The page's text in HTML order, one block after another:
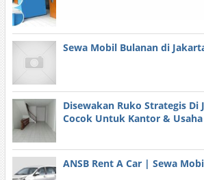
Sewa Mobil Bulanan di
Disewakan Ruko Strategis Di
Cocok Untuk Kantor & Usaha
ANSB Rent A Car | Sewa